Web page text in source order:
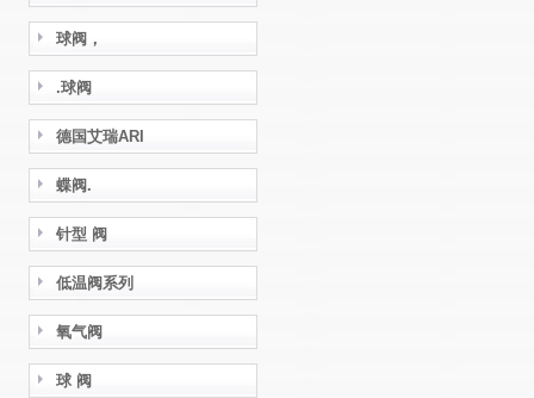
球阀，
.球阀
德国艾瑞ARI
蝶阀.
针型 阀
低温阀系列
氧气阀
球 阀